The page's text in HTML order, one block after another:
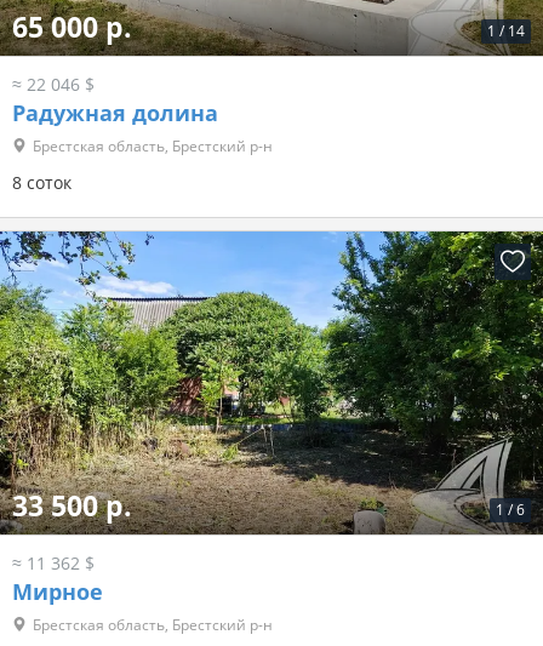
1 / 14
65 000 р.
≈ 22 046 $
Радужная долина
Брестская область, Брестский р-н
8 соток
1 /6
33 500 р.
≈ 11 362 $
Мирное
Брестская область, Брестский р-н